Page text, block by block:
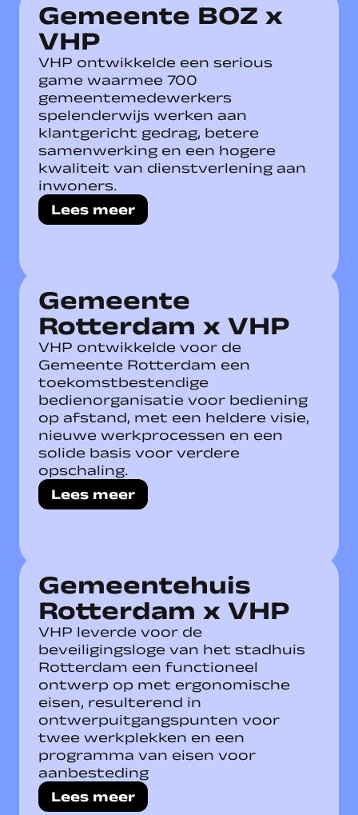
Gemeente BOZ x
VHP
VHP ontwikkelde een serious
game waarmee 700
gemeentemedewerkers
spelenderwijs werken aan
klantgericht gedrag, betere
samenwerking en een hogere
kwaliteit van dienstverlening aan
inwoners.
Lees meer
Gemeente
Rotterdam x VHP
VHP ontwikkelde voor de
Gemeente Rotterdam een
toekomstbestendige
bedienorganisatie voor bediening
op afstand, met een heldere visie,
nieuwe werkprocessen en een
solide basis voor verdere
opschaling.
Lees meer
Gemeentehuis
Rotterdam x VHP
VHP leverde voor de
beveiligingsloge van het stadhuis
Rotterdam een functioneel
ontwerp op met ergonomische
eisen, resulterend in
ontwerpuitgangspunten voor
twee werkplekken en een
programma van eisen voor
aanbesteding
Lees meer